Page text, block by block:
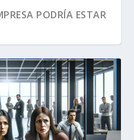
PODRÍA ESTAR